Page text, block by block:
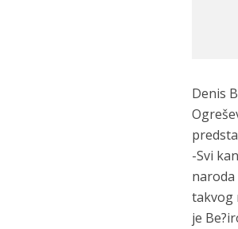
Denis
-Svi
takvog
je